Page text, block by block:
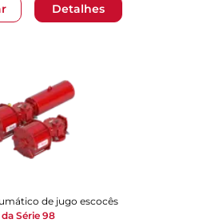
Detalhes
de jugo escocês
da Série 98